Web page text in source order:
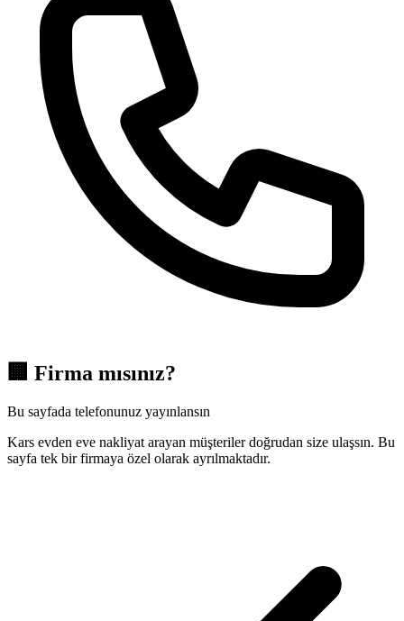
🏢 Firma mısınız?
Bu sayfada telefonunuz yayınlansın
Kars evden eve nakliyat arayan müşteriler doğrudan size ulaşsın. Bu
sayfa tek bir firmaya özel olarak ayrılmaktadır.